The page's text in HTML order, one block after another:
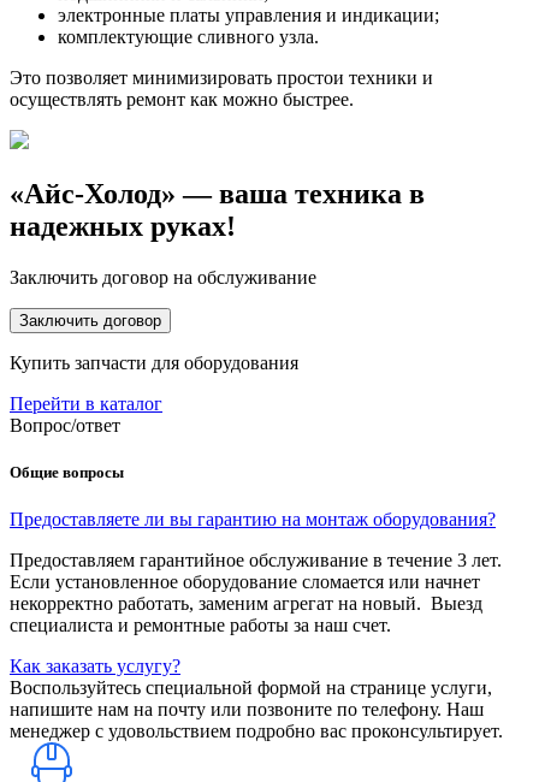
электронные платы управления и индикации;
комплектующие сливного узла.
Это позволяет минимизировать простои техники и
осуществлять ремонт как можно быстрее.
«Айс-Холод» — ваша техника в
надежных руках!
Заключить договор на обслуживание
Заключить договор
Купить запчасти для оборудования
Перейти в каталог
Вопрос/ответ
Общие вопросы
Предоставляете ли вы гарантию на монтаж оборудования?
Предоставляем гарантийное обслуживание в течение 3 лет.
Если установленное оборудование сломается или начнет
некорректно работать, заменим агрегат на новый. Выезд
специалиста и ремонтные работы за наш счет.
Как заказать услугу?
Воспользуйтесь специальной формой на странице услуги,
напишите нам на почту или позвоните по телефону. Наш
менеджер с удовольствием подробно вас проконсультирует.